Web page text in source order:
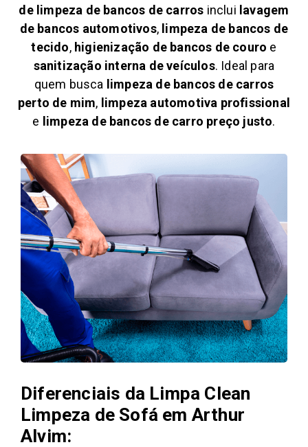
de limpeza de bancos de carros inclui lavagem
de bancos automotivos, limpeza de bancos de
tecido, higienização de bancos de couro e
sanitização interna de veículos. Ideal para
quem busca limpeza de bancos de carros
perto de mim, limpeza automotiva profissional
e limpeza de bancos de carro preço justo.
Diferenciais da Limpa Clean
Limpeza de Sofá em Arthur
Alvim: